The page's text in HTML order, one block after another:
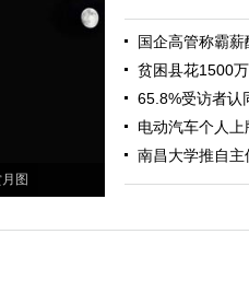
图
国企高管称霸
贫困县花1500
65.8%受访者认
电动汽车个人
南昌大学推自